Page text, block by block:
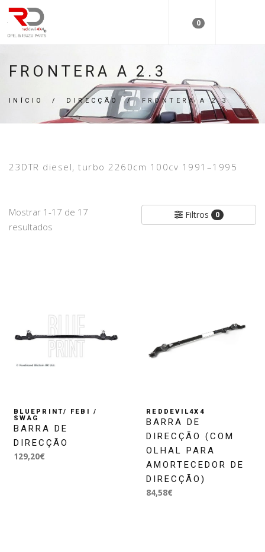
0
FRONTERA A 2.3
INÍCIO / DIRECÇÃO / FRONTERA A 2.3
23DTR diesel, turbo 2260cm 100cv 1991–1995
Mostrar 1-17 de 17
resultados
Filtros 0
BLUEPRINT/ FEBI /
SWAG
BARRA DE
DIRECÇÃO
129,20€
REDDEVIL4X4
BARRA DE
DIRECÇÃO (COM
OLHAL PARA
AMORTECEDOR DE
DIRECÇÃO)
84,58€